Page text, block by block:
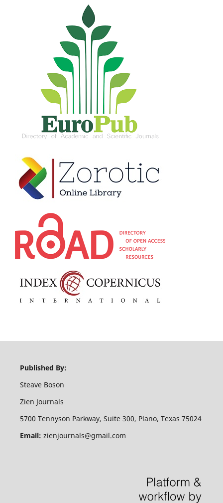
Published By:
Steave Boson
Zien Journals
5700 Tennyson Parkway, Suite 300, Plano, Texas 75024
Email: zienjournals@gmail.com